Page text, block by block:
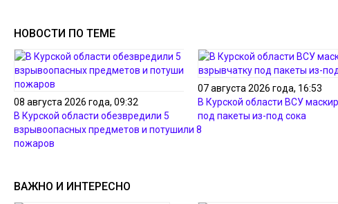
НОВОСТИ ПО ТЕМЕ
08 августа 2026 года, 09:32
В Курской области обезвредили 5
взрывоопасных предметов и потушили 8
пожаров
07 августа 2026 года, 16:53
В Курской области ВСУ
под пакеты из-под сока
ВАЖНО И ИНТЕРЕСНО